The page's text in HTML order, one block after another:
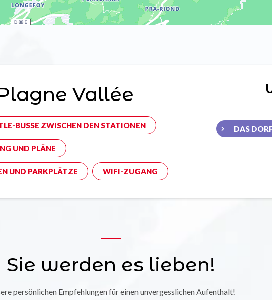
Vallée
BUSSE ZWISCHEN DEN STATIONEN
UND PLÄNE
UND PARKPLÄTZE WIFI-ZUGANG
DAS
Sie werden es lieben!
persönlichen Empfehlungen für einen unvergesslichen Aufenthalt!